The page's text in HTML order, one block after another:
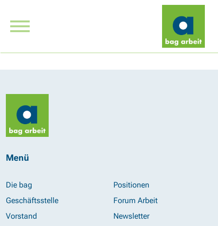
Menü
Die bag
Geschäftsstelle
Vorstand
Positionen
Forum Arbeit
Newsletter